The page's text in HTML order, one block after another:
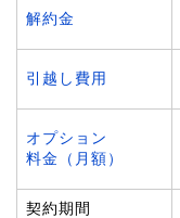
解約金
引越し費用
オプション
料金（月額）
契約期間